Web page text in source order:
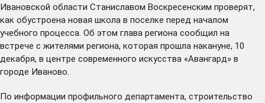
Ивановской области Станиславом Воскресенским проверят,
как обустроена новая школа в поселке перед началом
учебного процесса. Об этом глава региона сообщил на
встрече с жителями региона, которая прошла накануне, 10
декабря, в центре современного искусства «Авангард» в
городе Иваново.
По информации профильного департамента, строительство